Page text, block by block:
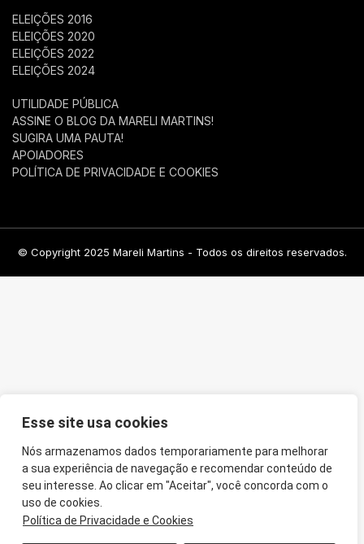
Esse site usa cookies
Nós armazenamos dados temporariamente para melhorar
a sua experiência de navegação e recomendar conteúdo de
seu interesse. Ao clicar em "Aceitar", você concorda com o
uso de cookies.
Política de Privacidade e Cookies
ELEIÇÕES 2016
ELEIÇÕES 2020
ELEIÇÕES 2022
ELEIÇÕES 2024
UTILIDADE PÚBLICA
ASSINE O BLOG DA MARELI MARTINS!
SUGIRA UMA PAUTA!
APOIADORES
POLÍTICA DE PRIVACIDADE E COOKIES
© Copyright 2025 Mareli Martins - Todos os direitos reservados.